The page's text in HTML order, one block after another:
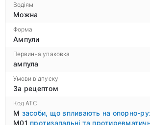
Водіям
Можна
Форма
Ампули
Первинна упаковка
ампула
Умови відпуску
За рецептом
Код ATC
M засоби, що впливають на опорно-
M01 протизапальні та